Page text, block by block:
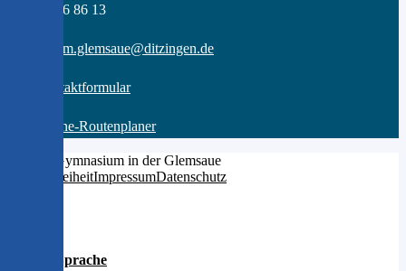
07156 - 96 86 13
gymnasium.glemsaue@ditzingen.de
zum Kontaktformular
zum Online-Routenplaner
© 2026 Gymnasium in der Glemsaue
BarrierefreiheitImpressumDatenschutz
Leichte Sprache